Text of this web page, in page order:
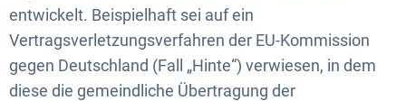
entwickelt. Beispielhaft sei auf ein
Vertragsverletzungsverfahren der EU-Kommission
gegen Deutschland (Fall „Hinte“) verwiesen, in dem
diese die gemeindliche Übertragung der